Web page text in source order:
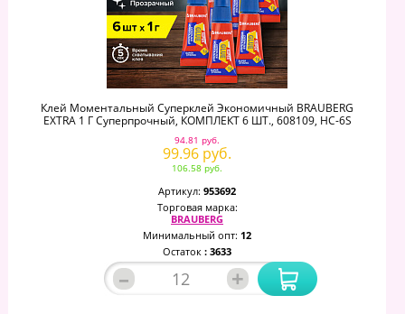
Клей Моментальный Суперклей Экономичный BRAUBERG
EXTRA 1 Г Суперпрочный, КОМПЛЕКТ 6 ШТ., 608109, HC-6S
94.81 руб.
99.96 руб.
106.58 руб.
Артикул: 953692
Торговая марка:
BRAUBERG
Минимальный опт: 12
Остаток : 3633
– +